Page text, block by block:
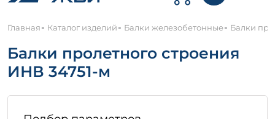
Главная- Каталог изделий- Балки железобетонные- Балки
Балки пролетного строения
ИНВ 34751-м